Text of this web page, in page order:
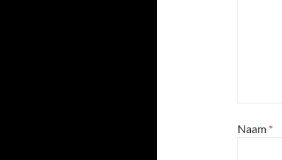
Naam *